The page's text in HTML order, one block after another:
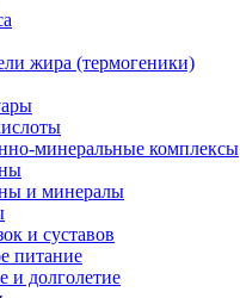
жира (термогеники)
минеральные комплексы
и минералы
и суставов
питание
и долголетие